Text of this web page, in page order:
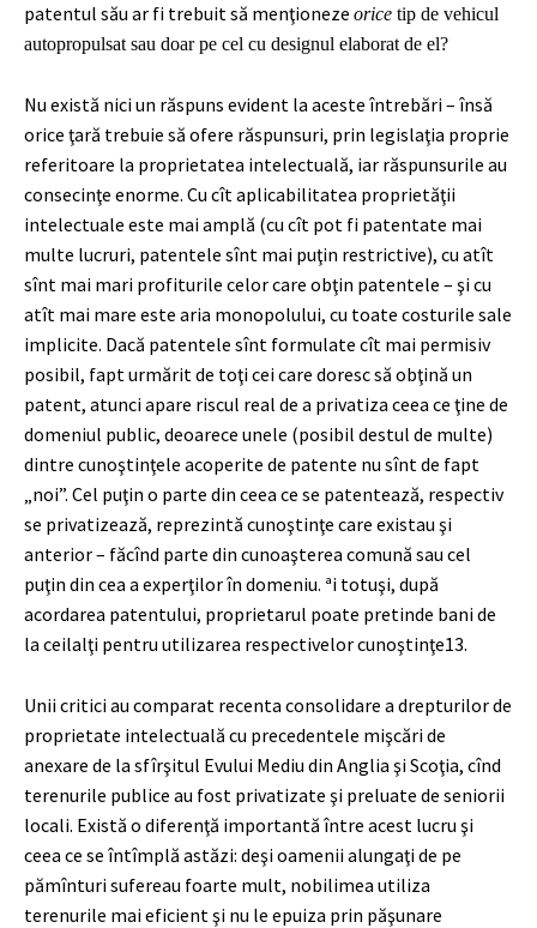
patentul său ar fi trebuit să menţioneze orice tip de vehicul
autopropulsat sau doar pe cel cu designul elaborat de el?
Nu există nici un răspuns evident la aceste întrebări – însă
orice ţară trebuie să ofere răspunsuri, prin legislaţia proprie
referitoare la proprietatea intelectuală, iar răspunsurile au
consecinţe enorme. Cu cît aplicabilitatea proprietăţii
intelectuale este mai amplă (cu cît pot fi patentate mai
multe lucruri, patentele sînt mai puţin restrictive), cu atît
sînt mai mari profiturile celor care obţin patentele – şi cu
atît mai mare este aria monopolului, cu toate costurile sale
implicite. Dacă patentele sînt formulate cît mai permisiv
posibil, fapt urmărit de toţi cei care doresc să obţină un
patent, atunci apare riscul real de a privatiza ceea ce ţine de
domeniul public, deoarece unele (posibil destul de multe)
dintre cunoştinţele acoperite de patente nu sînt de fapt
„noi”. Cel puţin o parte din ceea ce se patentează, respectiv
se privatizează, reprezintă cunoştinţe care existau şi
anterior – făcînd parte din cunoaşterea comună sau cel
puţin din cea a experţilor în domeniu. ªi totuşi, după
acordarea patentului, proprietarul poate pretinde bani de
la ceilalţi pentru utilizarea respectivelor cunoştinţe13.
Unii critici au comparat recenta consolidare a drepturilor de
proprietate intelectuală cu precedentele mişcări de
anexare de la sfîrşitul Evului Mediu din Anglia şi Scoţia, cînd
terenurile publice au fost privatizate şi preluate de seniorii
locali. Există o diferenţă importantă între acest lucru şi
ceea ce se întîmplă astăzi: deşi oamenii alungaţi de pe
pămînturi sufereau foarte mult, nobilimea utiliza
terenurile mai eficient şi nu le epuiza prin păşunare